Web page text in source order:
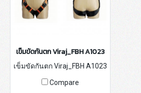
เข็มขัดกันตก Viraj_FBH A1023
เข็มขัดกันตก Viraj_FBH A1023
Compare